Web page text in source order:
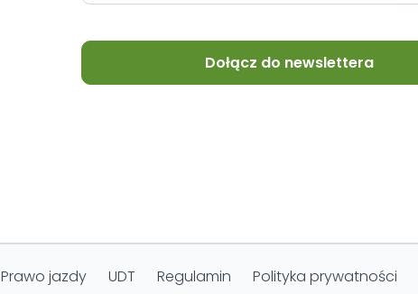
Dołącz do newslettera
Prawo jazdy UDT Regulamin Polityka prywatności